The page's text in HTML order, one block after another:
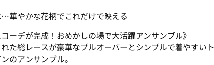
華やかな花柄でこれだけで映える
コーデが完成！おめかしの場で大活躍アンサンブル》
た総レースが豪華なプルオーバーとシンプルで着やすいト
のアンサンブル。